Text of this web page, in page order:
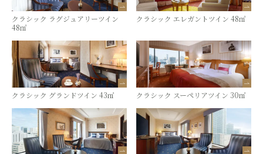
クラシック ラグジュアリーツイン
48㎡
クラシック エレガントツイン 48㎡
クラシック グランドツイン 43㎡ クラシック スーペリアツイン 30㎡